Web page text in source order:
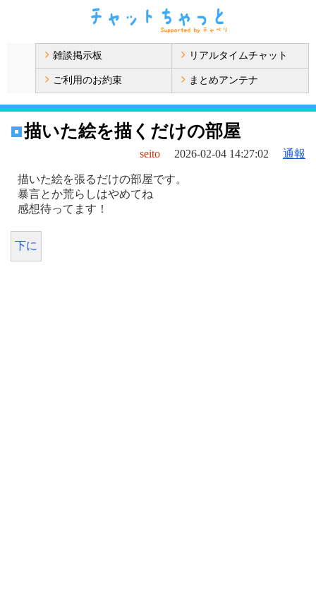
雑談掲示板 リアルタイムチャット
ご利用のお約束 まとめアンテナ
描いた絵を描くだけの部屋
seito 2026-02-04 14:27:02 通報
描いた絵を張るだけの部屋です。
暴言とか荒らしはやめてね
感想待ってます！
下に